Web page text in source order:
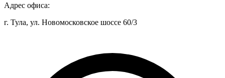
Адрес офиса:
г. Тула, ул. Новомосковское шоссе 60/3